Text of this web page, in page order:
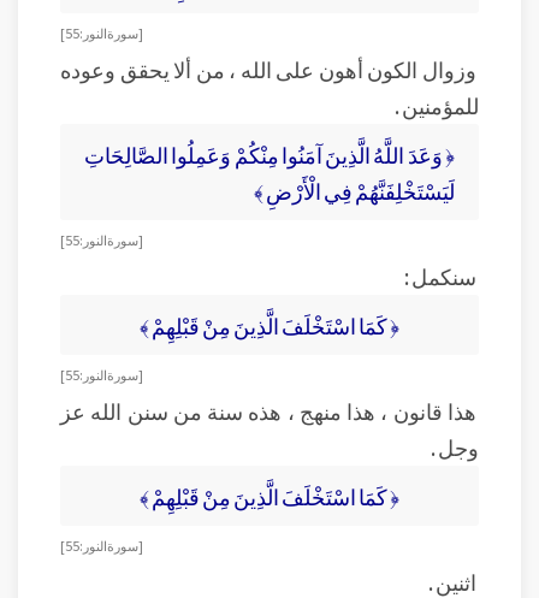
[ سورة النور : 55]
وزوال الكون أهون على الله ، من ألا يحقق وعوده
للمؤمنين .
﴿ وَعَدَ اللَّهُ الَّذِينَ آمَنُوا مِنْكُمْ وَعَمِلُوا الصَّالِحَاتِ
لَيَسْتَخْلِفَنَّهُمْ فِي الْأَرْضِ ﴾
[ سورة النور : 55]
سنكمل :
﴿ كَمَا اسْتَخْلَفَ الَّذِينَ مِنْ قَبْلِهِمْ ﴾
[ سورة النور : 55]
هذا قانون ، هذا منهج ، هذه سنة من سنن الله عز
وجل .
﴿ كَمَا اسْتَخْلَفَ الَّذِينَ مِنْ قَبْلِهِمْ ﴾
[ سورة النور : 55]
اثنين .